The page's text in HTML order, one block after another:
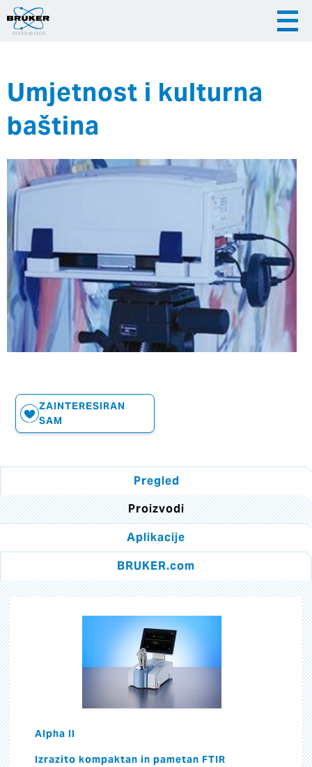
Česky
Umjetnost i kulturna
baština
ZAINTERESIRAN
SAM
Pregled
Proizvodi
Aplikacije
BRUKER.com
Alpha II
Izrazito kompaktan in pametan FTIR